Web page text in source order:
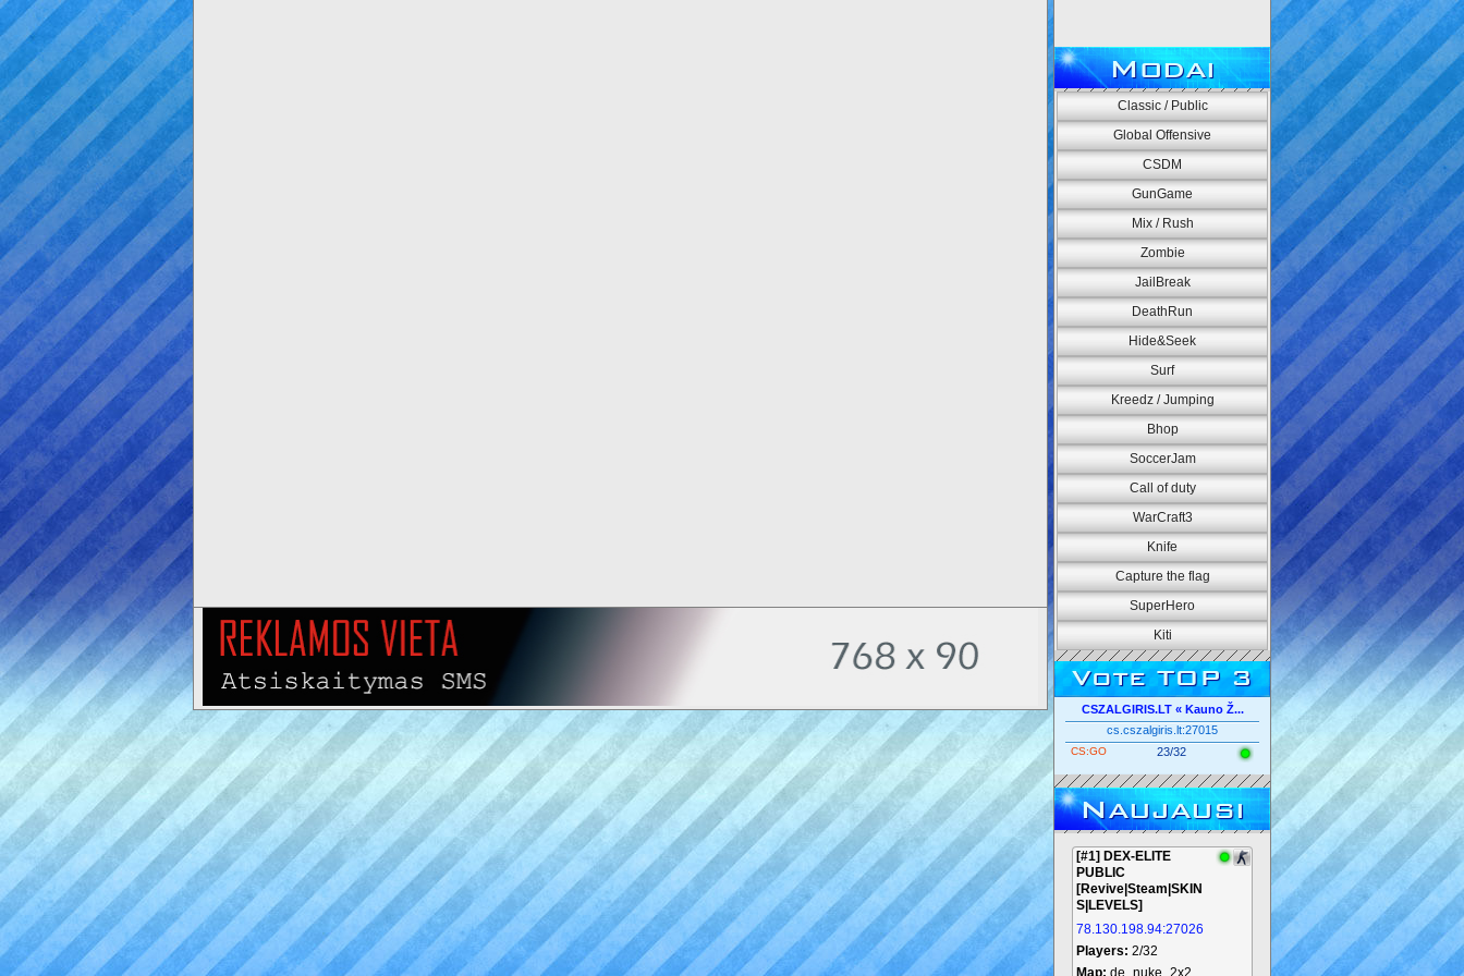
Modai
Classic / Public
Global Offensive
CSDM
GunGame
Mix / Rush
Zombie
JailBreak
DeathRun
Hide&Seek
Surf
Kreedz / Jumping
Bhop
SoccerJam
Call of duty
WarCraft3
Knife
Capture the flag
SuperHero
Kiti
Vote TOP 3
CSZALGIRIS.LT « Kauno Ž...
cs.cszalgiris.lt:27015
CS:GO 23/32
Naujausi